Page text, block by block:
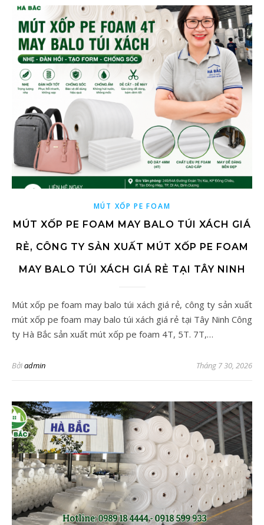
MÚT XỐP PE FOAM
MÚT XỐP PE FOAM MAY BALO TÚI XÁCH GIÁ
RẺ, CÔNG TY SẢN XUẤT MÚT XỐP PE FOAM
MAY BALO TÚI XÁCH GIÁ RẺ TẠI TÂY NINH
Mút xốp pe foam may balo túi xách giá rẻ, công ty sản xuất
mút xốp pe foam may balo túi xách giá rẻ tại Tây Ninh Công
ty Hà Bắc sản xuất mút xốp pe foam 4T, 5T. 7T,…
Bởiadmin Tháng 7 30, 2026